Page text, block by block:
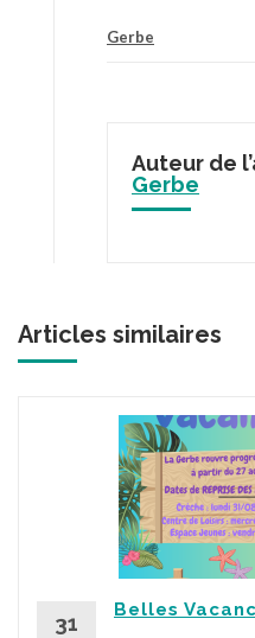
Gerbe
Auteur de
Gerbe
Articles similaires
31
Belles